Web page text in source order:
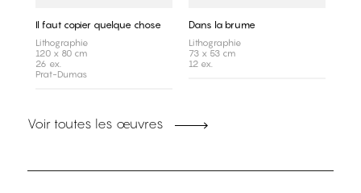
Il faut copier quelque chose
Lithographie
120 x 80 cm
26 ex.
Prat-Dumas
Dans la brume
Lithographie
73 x 53 cm
12 ex.
Voir toutes les œuvres